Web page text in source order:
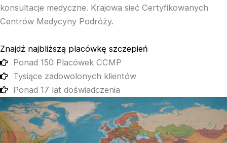
konsultacje medyczne. Krajowa sieć Certyfikowanych
Centrów Medycyny Podróży.
Znajdź najbliższą placówkę szczepień
Ponad 150 Placówek CCMP
Tysiące zadowolonych klientów
Ponad 17 lat doświadczenia